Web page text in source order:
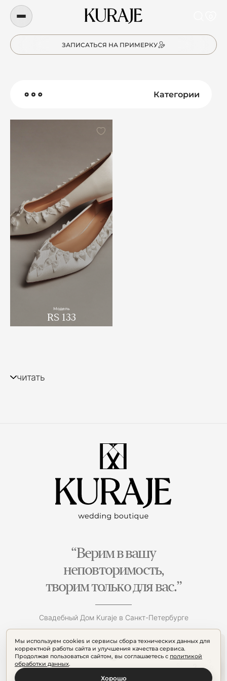
ЗАПИСАТЬСЯ НА ПРИМЕРКУ
Категории
Модель
RS 133
читать
Мы используем cookies и сервисы сбора технических данных для
корректной работы сайта и улучшения качества сервиса.
Продолжая пользоваться сайтом, вы соглашаетесь с политикой
обработки данных.
Хорошо
“Верим в вашу
неповторимость,
творим только для вас.”
Свадебный Дом Kuraje в Санкт-Петербурге